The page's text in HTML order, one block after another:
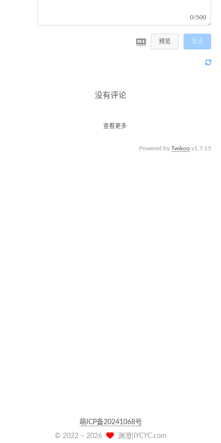
0/500
预览 发送
没有评论
查看更多
Powered by Twikoo v1.7.15
萌ICP备20241068号
© 2022 – 2026 渊澄|iYCYC.com